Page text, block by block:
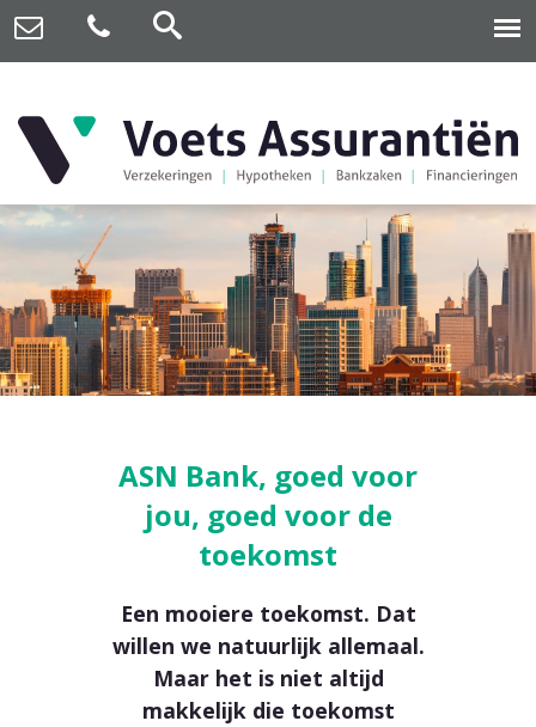
ASN Bank, goed voor
jou, goed voor de
toekomst
Een mooiere toekomst. Dat
willen we natuurlijk allemaal.
Maar het is niet altijd
makkelijk die toekomst